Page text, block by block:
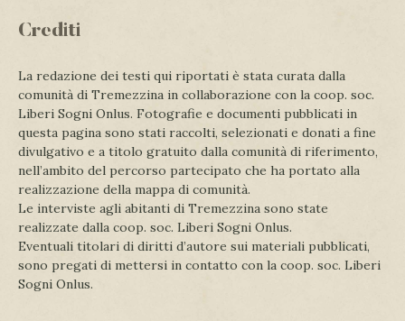
Crediti
La redazione dei testi qui riportati è stata curata dalla
comunità di Tremezzina in collaborazione con la coop. soc.
Liberi Sogni Onlus. Fotografie e documenti pubblicati in
questa pagina sono stati raccolti, selezionati e donati a fine
divulgativo e a titolo gratuito dalla comunità di riferimento,
nell’ambito del percorso partecipato che ha portato alla
realizzazione della mappa di comunità.
Le interviste agli abitanti di Tremezzina sono state
realizzate dalla coop. soc. Liberi Sogni Onlus.
Eventuali titolari di diritti d’autore sui materiali pubblicati,
sono pregati di mettersi in contatto con la coop. soc. Liberi
Sogni Onlus.